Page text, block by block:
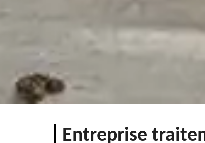
Entreprise